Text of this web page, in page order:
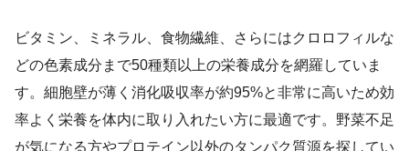
ビタミン、ミネラル、食物繊維、さらにはクロロフィルな
どの色素成分まで50種類以上の栄養成分を網羅していま
す。細胞壁が薄く消化吸収率が約95%と非常に高いため効
率よく栄養を体内に取り入れたい方に最適です。野菜不足
が気になる方やプロテイン以外のタンパク質源を探してい